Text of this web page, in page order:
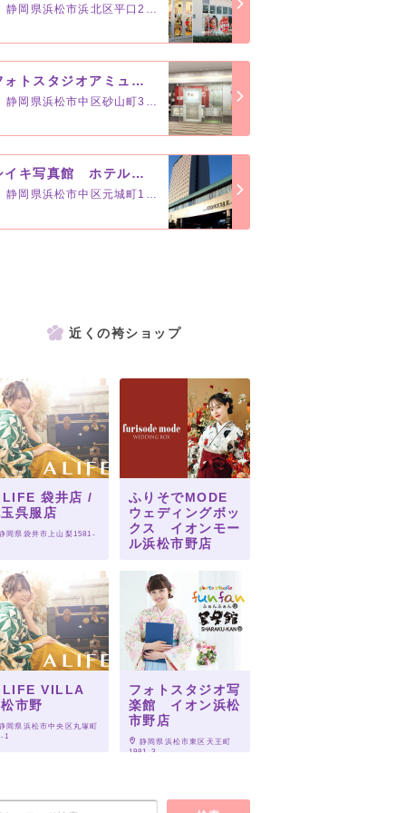
静岡県浜松市浜北区平口2861
フォトスタジオアミュー 遠鉄店
静岡県浜松市中区砂山町320-2
シイキ写真館 ホテルコンコルド浜松店
静岡県浜松市中区元城町109-18
近くの袴ショップ
袋井店 /
呉服店
岡県袋井市上山梨1581-
ふりそでMODE
ウェディングボッ
クス イオンモー
ル浜松市野店
諏訪1981-3
VILLA
市野
岡県浜松市中央区丸塚町
1
フォトスタジオ写
楽館 イオン浜松
市野店
静岡県浜松市東区天王町
1981-3